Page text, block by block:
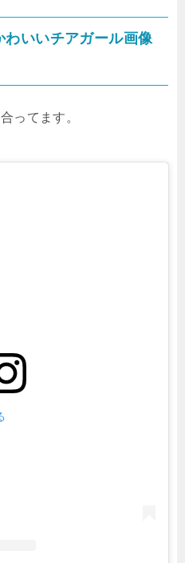
わいいチアガール画像
ってます。